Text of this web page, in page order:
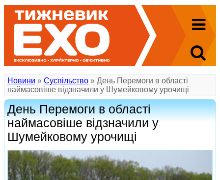
Новини » Суспільство » День Перемоги в області
наймасовіше відзначили у Шумейковому урочищі
День Перемоги в області
наймасовіше відзначили у
Шумейковому урочищі